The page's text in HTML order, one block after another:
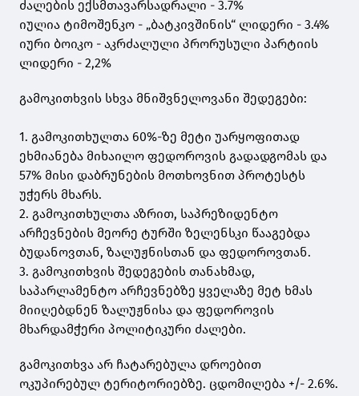
ძალების ექსმთავარსადრალი - 3.7%
იულია ტიმოშენკო - „ბატკივშინის“ ლიდერი - 3.4%
იური ბოიკო - აკრძალული პრორუსული პარტიის
ლიდერი - 2,2%
გამოკითხვის სხვა მნიშვნელოვანი შედეგები:
1. გამოკითხულთა 60%-ზე მეტი უარყოფითად
ეხმიანება მიხაილო ფედოროვის გადადგომას და
57% მისი დაბრუნების მოთხოვნით პროტესტს
უჭერს მხარს.
2. გამოკითხულთა აზრით, საპრეზიდენტო
არჩევნების მეორე ტურში ზელენსკი წააგებდა
ბუდანოვთან, ზალუჟნისთან და ფედოროვთან.
3. გამოკითხვის შედეგების თანახმად,
საპარლამენტო არჩევნებზე ყველაზე მეტ ხმას
მიიღებდნენ ზალუჟნისა და ფედოროვის
მხარდამჭერი პოლიტიკური ძალები.
გამოკითხვა არ ჩატარებულა დროებით
ოკუპირებულ ტერიტორიებზე. ცდომილება +/- 2.6%.